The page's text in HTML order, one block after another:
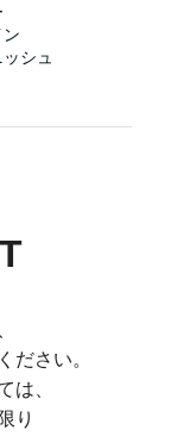
シュ
ださい。
は、
り